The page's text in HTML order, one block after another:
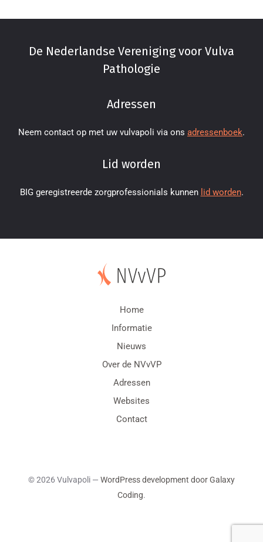
De Nederlandse Vereniging voor Vulva
Pathologie
Adressen
Neem contact op met uw vulvapoli via ons adressenboek.
Lid worden
BIG geregistreerde zorgprofessionials kunnen lid worden.
Home
Informatie
Nieuws
Over de NVvVP
Adressen
Websites
Contact
© 2026 Vulvapoli — WordPress development door Galaxy
Coding.